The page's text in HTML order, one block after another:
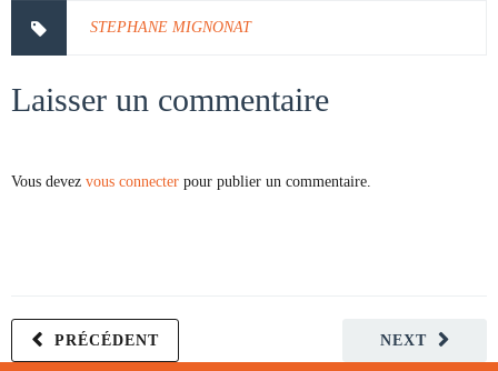
STEPHANE MIGNONAT
Laisser un commentaire
Vous devez vous connecter pour publier un commentaire.
NEXT
PRÉCÉDENT